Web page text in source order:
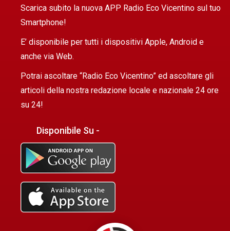
Scarica subito la nuova APP Radio Eco Vicentino sul tuo
Smartphone!
E’ disponibile per tutti i dispositivi Apple, Android e
anche via Web.
Potrai ascoltare “Radio Eco Vicentino” ed ascoltare gli
articoli della nostra redazione locale e nazionale 24 ore
su 24!
Disponibile Su -